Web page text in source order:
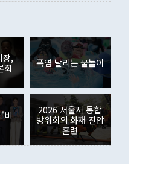
제포럼(EEF)'을 언급하
언한 데 대해서도 조 장관
진도가 나가지 않았다"고
정부 내 조율을 거치지
와 국호 사용, 9·19 군
정할 사안이 아니어서 월
의 업무보고를 듣고 난
"라고 재차 확인했다. 정
국가안전보장회의(NSC)
각에 가깝다"며 "안보 관
추진하겠다고 업무보고를
한다'고 주장한 것은 심각
기저효과로 배당지급이
다. 직접투자에서는 내국
투자가 46억3000만달러
식 매도세가 이어졌다. 외
으로 316억1000만달러
최대 순매도 기록을 다시
수(WGBI) 자금 유입에도
억9000만달러를 기록했
억6000만달러 증가했
장,
회
폭염 날리는 물놀이
비
2026 서울시 통합
방위회의 화재 진압
훈련